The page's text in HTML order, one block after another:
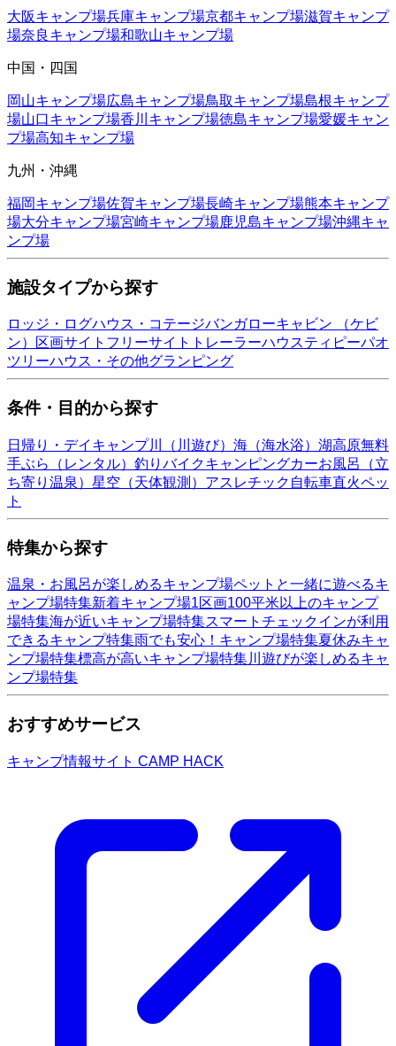
大阪キャンプ場兵庫キャンプ場京都キャンプ場滋賀キャンプ
場奈良 キャンプ場和歌山キャンプ場
中国・四国
岡山キャンプ場広島キャンプ場鳥取キャンプ場島根キャンプ
場山口キャンプ場香川 キャンプ場徳島キャンプ場愛媛キャン
プ場高知キャンプ場
九州・沖縄
福岡キャンプ場佐賀キャンプ場長崎キャンプ場熊本キャンプ
場大分キャンプ場宮崎キャンプ場鹿児島キャンプ場沖縄キャ
ンプ場
施設タイプから探す
ロッジ・ログハウス・コテージバンガローキャビン （ケビ
ン）
区画サイト フリーサイト トレーラーハウスティピーパオ
ツリーハウス・その他グランピング
条件・目的から探す
日帰り・デイキャンプ川（川遊び） 海（海水浴） 湖高原無料
手ぶら（レンタル） 釣り バイクキャンピングカーお風呂（立
ち寄り温泉） 星空（天体観測） アスレチック 自転車直火ペッ
ト
特集から探す
温泉・お風呂が楽しめるキャンプ場ペットと一緒に遊べるキ
ャンプ場特集新着キャンプ場1区画100平米以上のキャンプ
場特集海が近いキャンプ場特集スマートチェックインが利用
できるキャンプ特集雨でも安心！キャンプ場特集夏休みキャ
ンプ場特集標高が高いキャンプ場特集川遊びが楽しめるキャ
ンプ場特集
おすすめサービス
キャンプ情報サイト CAMP HACK